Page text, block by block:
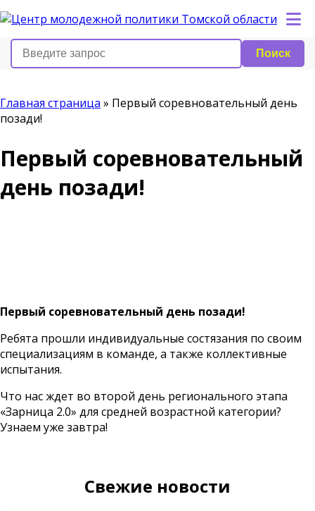
Поиск
Главная страница » Первый соревновательный день
позади!
Первый соревновательный
день позади!
Первый соревновательный день позади!
Ребята прошли индивидуальные состязания по своим
специализациям в команде, а также коллективные
испытания.
Что нас ждет во второй день регионального этапа
«Зарница 2.0» для средней возрастной категории?
Узнаем уже завтра!
Свежие новости